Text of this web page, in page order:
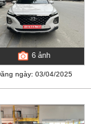
6 ảnh
ngày: 03/04/2025